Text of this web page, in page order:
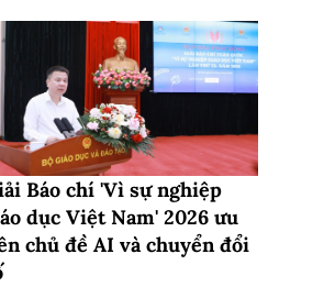
Báo chí 'Vì sự nghiệp
dục Việt Nam' 2026 ưu
chủ đề AI và chuyển đổi